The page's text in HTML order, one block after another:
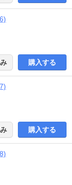
購入する
購入する